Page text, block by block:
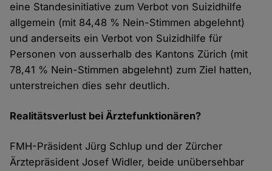
eine Standesinitiative zum Verbot von Suizidhilfe
allgemein (mit 84,48 % Nein-Stimmen abgelehnt)
und anderseits ein Verbot von Suizidhilfe für
Personen von ausserhalb des Kantons Zürich (mit
78,41 % Nein-Stimmen abgelehnt) zum Ziel hatten,
unterstreichen dies sehr deutlich.
Realitätsverlust bei Ärztefunktionären?
FMH-Präsident Jürg Schlup und der Zürcher
Ärztepräsident Josef Widler, beide unübersehbar